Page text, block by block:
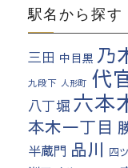
駅名から探す
三田 中目黒 乃
九段下 人形町 代
八丁堀 六本
本木一丁目
半蔵門 品川 四